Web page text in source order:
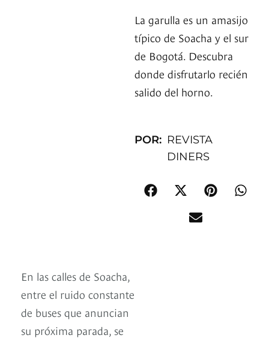
La garulla es un amasijo
típico de Soacha y el sur
de Bogotá. Descubra
donde disfrutarlo recién
salido del horno.
POR: REVISTA
DINERS
En las calles de Soacha,
entre el ruido constante
de buses que anuncian
su próxima parada, se